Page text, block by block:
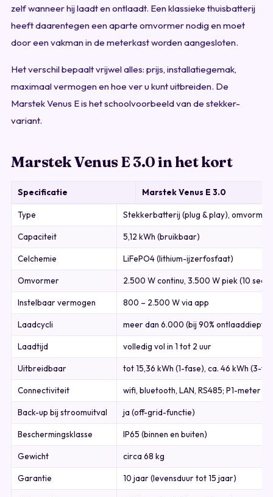
zelf wanneer hij laadt en ontlaadt. Een klassieke thuisbatterij
heeft daarentegen een aparte omvormer nodig en moet
door een vakman in de meterkast worden aangesloten.
Het verschil bepaalt vrijwel alles: prijs, installatiegemak,
maximaal vermogen en hoe ver u kunt uitbreiden. De
Marstek Venus E is het schoolvoorbeeld van de stekker-
variant.
Marstek Venus E 3.0 in het kort
Specificatie Marstek Venus E 3.0
Type Stekkerbatterij (plug & play), omvormer
Capaciteit 5,12 kWh (bruikbaar)
Celchemie LiFePO4 (lithium-ijzerfosfaat)
Omvormer 2.500 W continu, 3.500 W piek (10 sec.)
Instelbaar vermogen 800 – 2.500 W via app
Laadcycli meer dan 6.000 (bij 90% ontlaaddiepte)
Laadtijd volledig vol in 1 tot 2 uur
Uitbreidbaar tot 15,36 kWh (1-fase), ca. 46 kWh (3-
Connectiviteit wifi, bluetooth, LAN, RS485; P1-meter
Back-up bij stroomuitval ja (off-grid-functie)
Beschermingsklasse IP65 (binnen en buiten)
Gewicht circa 68 kg
Garantie 10 jaar (levensduur tot 15 jaar)